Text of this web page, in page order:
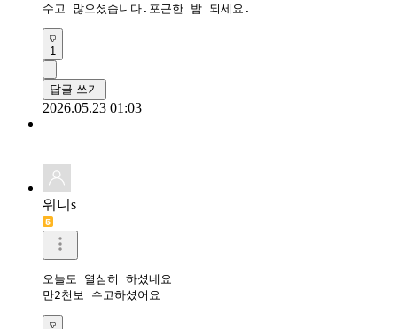
수고 많으셨습니다.포근한 밤 되세요.
1
답글 쓰기
2026.05.23 01:03
워니s
오늘도 열심히 하셨네요
만2천보 수고하셨어요